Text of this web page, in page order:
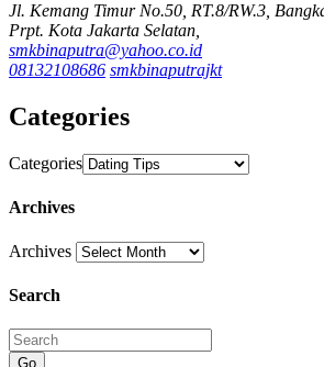
Jl. Kemang Timur No.50, RT.8/RW.3,
Prpt. Kota Jakarta Selatan,
smkbinaputra@yahoo.co.id
08132108686 smkbinaputrajkt
Categories
Categories
Archives
Archives
Search
Go